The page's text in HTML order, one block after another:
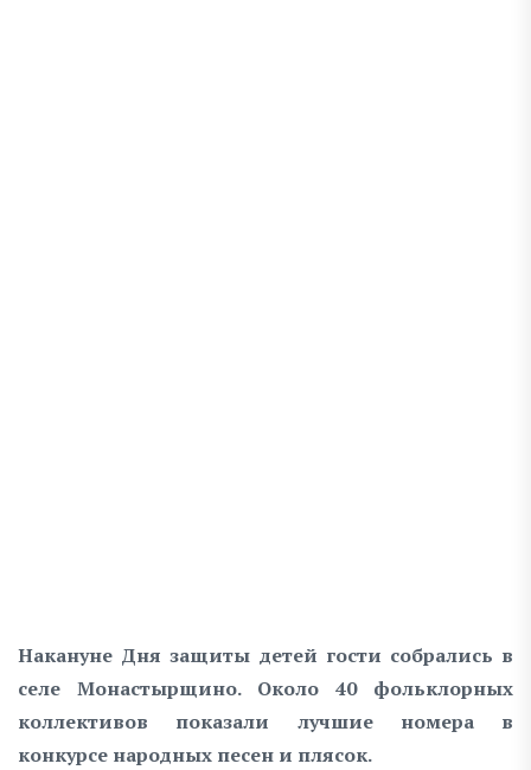
Накануне Дня защиты детей гости собрались в
селе Монастырщино. Около 40 фольклорных
коллективов показали лучшие номера в
конкурсе народных песен и плясок.